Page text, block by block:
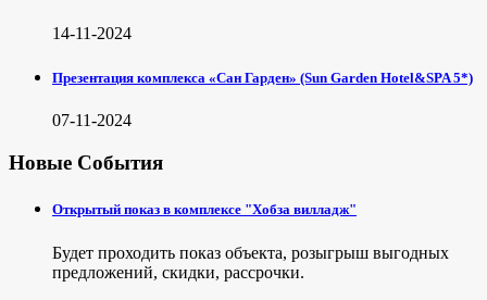
14-11-2024
Презентация комплекса «Сан Гарден» (Sun Garden Hotel&SPA 5*)
07-11-2024
Новые События
Открытый показ в комплексе "Хобза вилладж"
Будет проходить показ объекта, розыгрыш выгодных
предложений, скидки, рассрочки.